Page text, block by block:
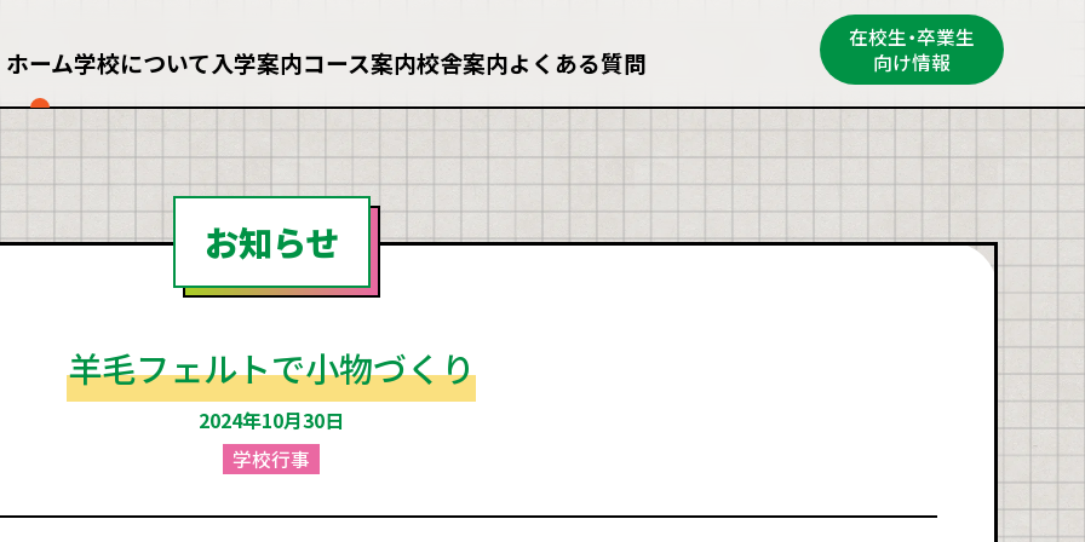
ホーム学校について入学案内
転校・編入希望の方保護者の皆様へ教職員の皆様へ
コース案内
単位認定コース通学コース進学コース
校舎案内よくある質問
在校生・卒業生
向け情報
お知らせ
羊毛フェルトで小物づくり
2024年10月30日
学校行事